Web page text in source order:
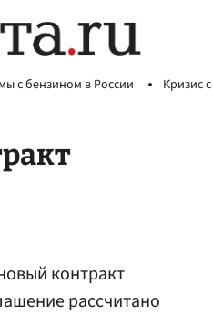
с бензином в России Кризис
контракт
рассчитано